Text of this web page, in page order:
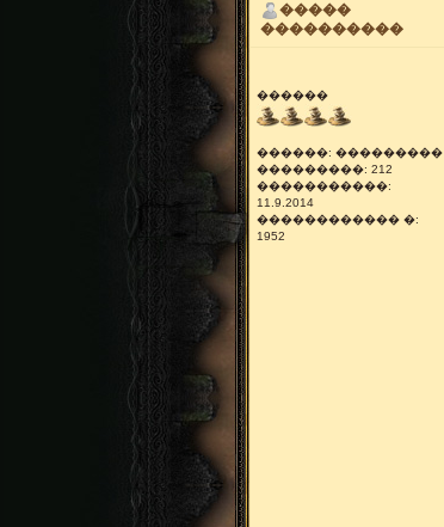
�����
����������
������
������: ���������
���������: 212
�����������:
11.9.2014
������������ �:
1952